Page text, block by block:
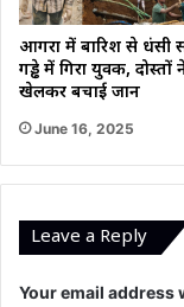
आगरा में बारिश से धंसी
गड्ढे में गिरा युवक, दोस्तों
खेलकर बचाई जान
June 16, 2025
Leave a Reply
Your email address